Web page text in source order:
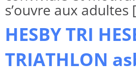
s’ouvre aux adultes
HESBY TRI
TRIATHLON